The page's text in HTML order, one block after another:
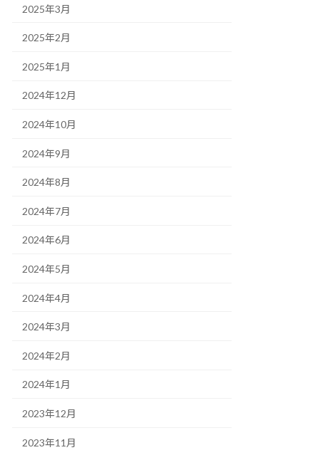
2025年3月
2025年2月
2025年1月
2024年12月
2024年10月
2024年9月
2024年8月
2024年7月
2024年6月
2024年5月
2024年4月
2024年3月
2024年2月
2024年1月
2023年12月
2023年11月